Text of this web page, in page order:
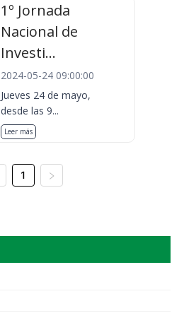
1º Jornada
Nacional de
Investi...
2024-05-24 09:00:00
Jueves 24 de mayo,
desde las 9...
Leer más
1